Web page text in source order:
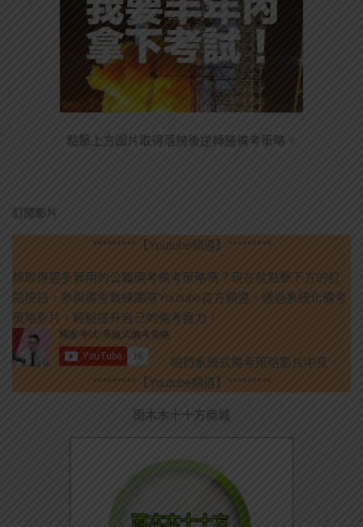
點擊上方圖片取得落榜後逆轉勝備考策略。
訂閱影片
*********【Youtube頻道】*********
想取得更多實用的公職國考備考策略嗎？現在就點擊下方的訂
閱按鈕，參與備考教練團隊Youtube官方頻道，透過系統化備考
策略影片，輕鬆提升自己的備考實力！
咱們系統式備考策略影片中見。
*********【Youtube頻道】*********
雨木木十十方商城